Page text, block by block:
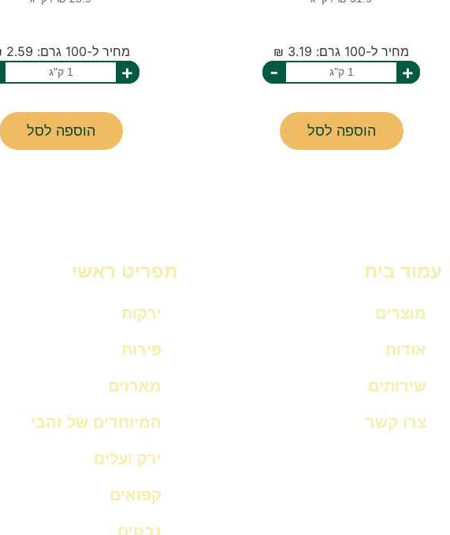
מחיר ל-100 גרם: 3.19 ₪
+
-
הוספה לסל
מחיר ל-100 גרם: 2.59 ₪
+
הוספה לסל
עמוד בית
מוצרים
אודות
שירותים
צרו קשר
תפריט ראשי
ירקות
פירות
מארזים
המיוחדים של זהבי
ירק ועלים
קפואים
נבטים